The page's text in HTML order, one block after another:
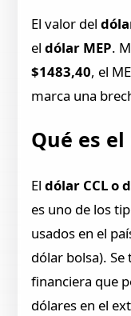
El valor del
eldólar MEP.
$1483,40, el
marca una
Qué es el
Eldólar CCL o
es uno de los
usados en el
dólar bolsa).
financiera que
dólares en el